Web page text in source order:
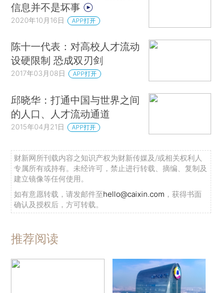
信息并不是坏事
2020年10月16日 APP打开
陈十一代表：对高校人才流动
设硬限制 恐成双刃剑
2017年03月08日 APP打开
邱晓华：打通中国与世界之间
的人口、人才流动通道
2015年04月21日 APP打开
财新网所刊载内容之知识产权为财新传媒及/或相关权利人
专属所有或持有。未经许可，禁止进行转载、摘编、复制及
建立镜像等任何使用。
如有意愿转载，请发邮件至hello@caixin.com ，获得书面
确认及授权后，方可转载。
推荐阅读